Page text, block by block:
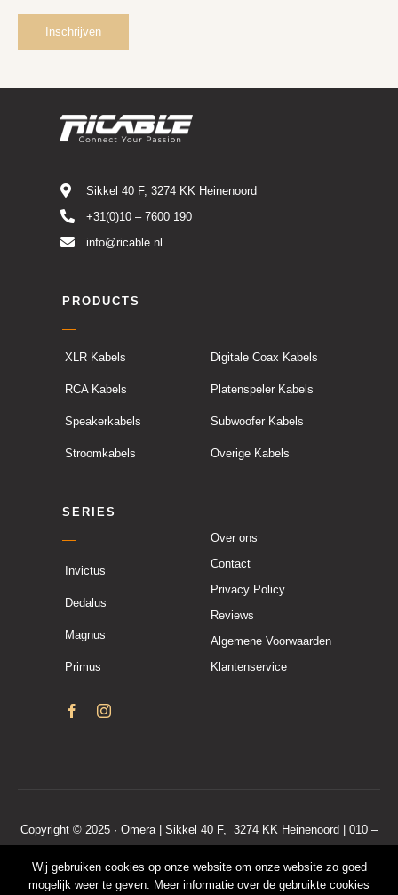
Sikkel 40 F, 3274 KK Heinenoord
+31(0)10 – 7600 190
info@ricable.nl
PRODUCTS
SERIES
Digitale Coax Kabels
Platenspeler Kabels
Subwoofer Kabels
Overige Kabels
XLR Kabels
RCA Kabels
Speakerkabels
Stroomkabels
Invictus
Dedalus
Magnus
Primus
Over ons
Contact
Privacy Policy
Reviews
Algemene Voorwaarden
Klantenservice
Copyright © 2025 · Omera | Sikkel 40 F, 3274 KK Heinenoord | 010 –
7600 190
KvKnr. 50208446 | BTWnr. NL001571088B68
Algemene voorwaarden|Privacy policy|Klantenservice
Wij gebruiken cookies op onze website om onze website zo goed
mogelijk weer te geven. Meer informatie over de gebruikte cookies